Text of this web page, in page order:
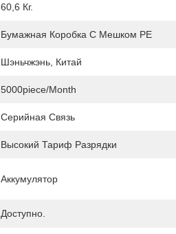
60,6 Кг.
Бумажная Коробка С Мешком PE
Шэньчжэнь, Китай
5000piece/month
Серийная Связь
Высокий Тариф Разрядки
Аккумулятор
Доступно.